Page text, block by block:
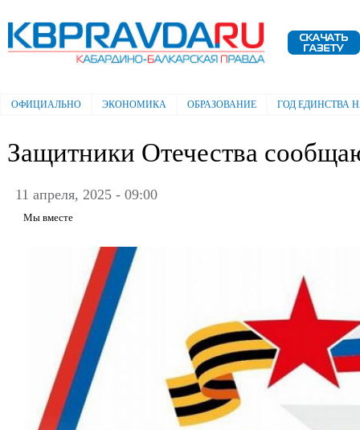
Электронная газета "Кабардино-
Балкарская правда"
Главное меню
ОФИЦИАЛЬНО ЭКОНОМИКА ОБРАЗОВАНИЕ ГОД ЕДИНСТВА
Защитники Отечества
11 апреля, 2025 - 09:00
Мы вместе